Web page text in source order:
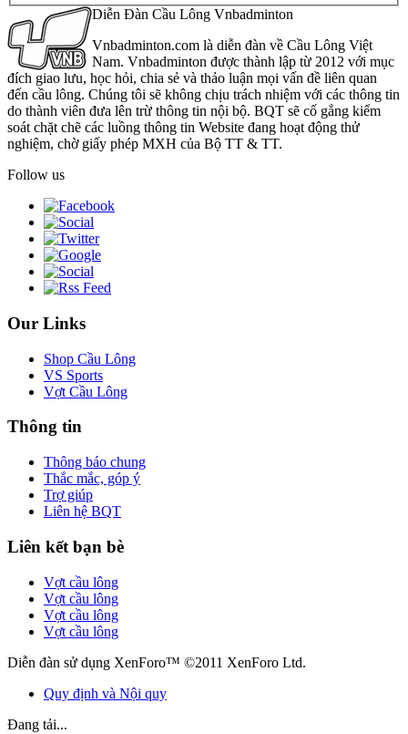
Diễn Đàn Cầu Lông Vnbadminton
Vnbadminton.com là diễn đàn về Cầu Lông Việt
Nam. Vnbadminton được thành lập từ 2012 với mục
đích giao lưu, học hỏi, chia sẻ và thảo luận mọi vấn đề liên quan
đến cầu lông. Chúng tôi sẽ không chịu trách nhiệm với các thông tin
do thành viên đưa lên trừ thông tin nội bộ. BQT sẽ cố gắng kiểm
soát chặt chẽ các luồng thông tin Website đang hoạt động thử
nghiệm, chờ giấy phép MXH của Bộ TT & TT.
Follow us
Our Links
Shop Cầu Lông
VS Sports
Vợt Cầu Lông
Thông tin
Thông báo chung
Thắc mắc, góp ý
Trợ giúp
Liên hệ BQT
Liên kết bạn bè
Vợt cầu lông
Vợt cầu lông
Vợt cầu lông
Vợt cầu lông
Diễn đàn sử dụng XenForo™ ©2011 XenForo Ltd.
Quy định và Nội quy
Đang tải...